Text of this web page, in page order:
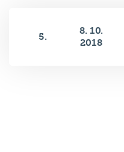
5.
8. 10.
2018